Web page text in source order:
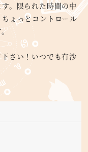
。限られた時間の中
ょっとコントロール
さい！いつでも有沙